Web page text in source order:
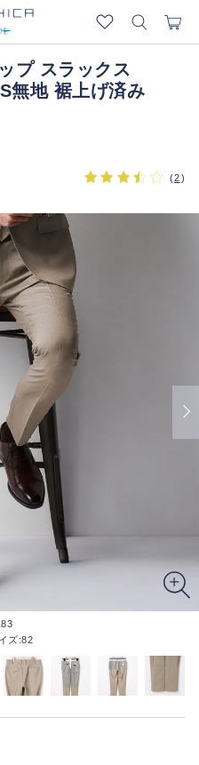
プ スラックス
地 裾上げ済み
(2)
ズ:82